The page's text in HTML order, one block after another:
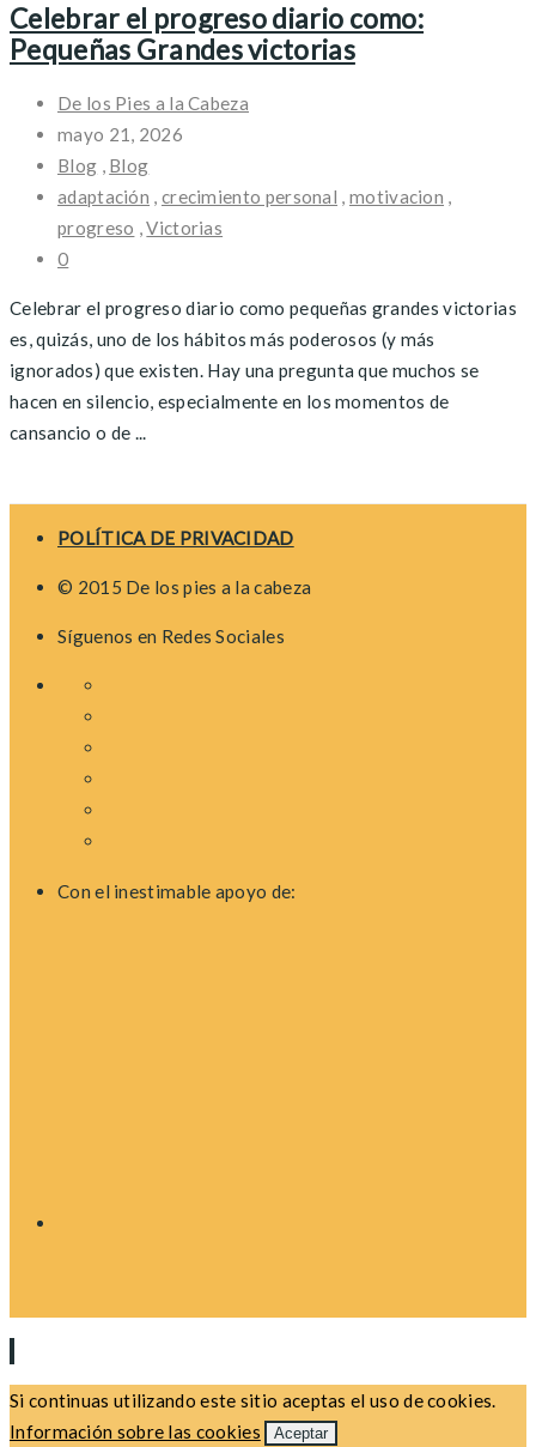
Celebrar el progreso diario como:
Pequeñas Grandes victorias
De los Pies a la Cabeza
mayo 21, 2026
Blog , Blog
adaptación , crecimiento personal , motivacion ,
progreso ,Victorias
0
Celebrar el progreso diario como pequeñas grandes victorias
es, quizás, uno de los hábitos más poderosos (y más
ignorados) que existen. Hay una pregunta que muchos se
hacen en silencio, especialmente en los momentos de
cansancio o de ...
navigation
POLÍTICA DE PRIVACIDAD
© 2015 De los pies a la cabeza
Síguenos en Redes Sociales
Con el inestimable apoyo de:
Si continuas utilizando este sitio aceptas el uso de cookies.
Información sobre las cookies
Aceptar